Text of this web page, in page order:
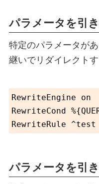
パラメータを引
特定のパラメータが
継いでリダイレクトす
RewriteEngine on
RewriteCond
パラメータを引